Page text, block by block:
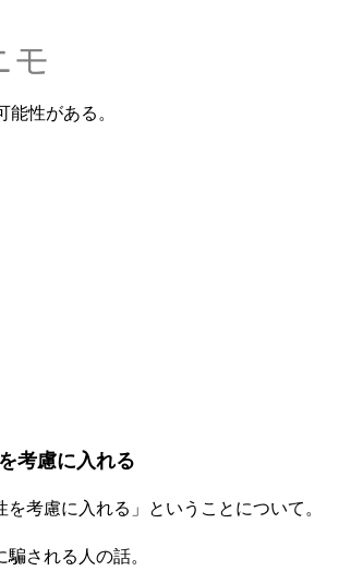
モ
能性がある。
考慮に入れる
を考慮に入れる」ということについて。
騙される人の話。